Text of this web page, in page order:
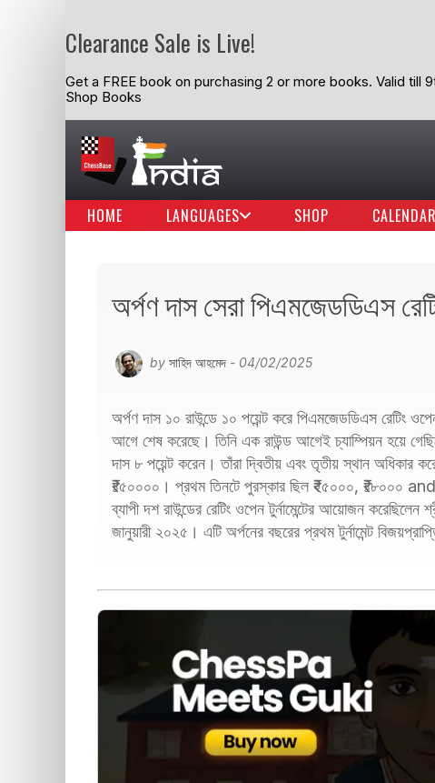
Clearance Sale is Live!
Get a FREE book on purchasing 2 or more books. Valid till
Shop Books
HOME LANGUAGES SHOP CALENDAR
অর্পণ দাস সেরা পিএমজেডডিএস
by সাহিদ আহমেদ - 04/02/2025
অর্পণ দাস ১০ রাউন্ডে ১০ পয়েন্ট করে পিএমজেডডিএস রেটিং
আগে শেষ করেছে। তিনি এক রাউন্ড আগেই চ্যাম্পিয়ন হয়ে
দাস ৮ পয়েন্ট করেন। তাঁরা দ্বিতীয় এবং তৃতীয় স্থান অধিকার
₹১৫০০০০। প্রথম তিনটে পুরস্কার ছিল ₹২৫০০০, ₹১৮০০০ and
ব্যাপী দশ রাউন্ডের রেটিং ওপেন টুর্নামেন্টের আয়োজন করেছিলেন
জানুয়ারী ২০২৫। এটি অর্পনের বছরের প্রথম টুর্নামেন্ট